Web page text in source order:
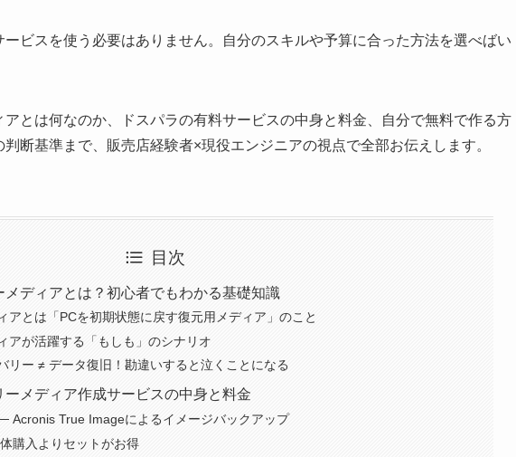
ビスを使う必要はありません。自分のスキルや予算に合った方法を選べばい
とは何なのか、ドスパラの有料サービスの中身と料金、自分で無料で作る方
断基準まで、販売店経験者×現役エンジニアの視点で全部お伝えします。
目次
メディアとは？初心者でもわかる基礎知識
アとは「PCを初期状態に戻す復元用メディア」のこと
アが活躍する「もしも」のシナリオ
リー ≠ データ復旧！勘違いすると泣くことになる
ーメディア作成サービスの中身と料金
Acronis True Imageによるイメージバックアップ
購入よりセットがお得